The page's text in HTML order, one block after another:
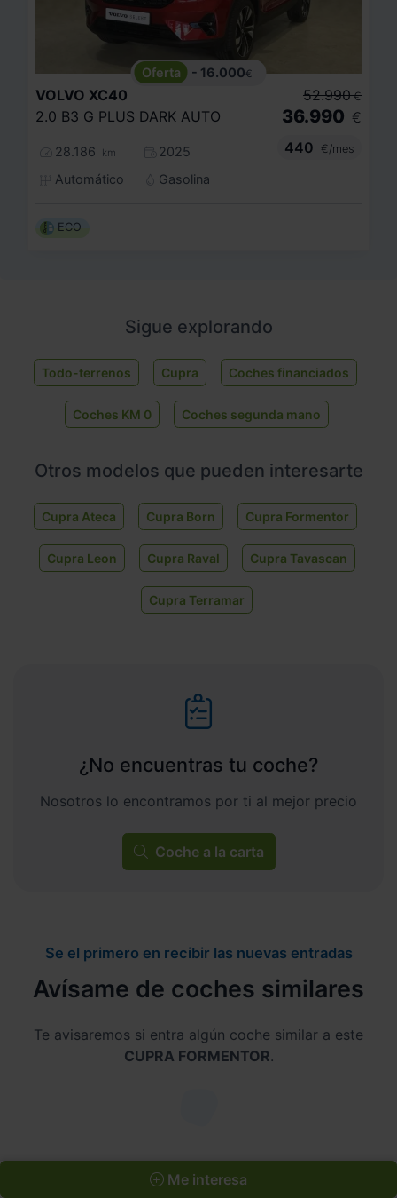
- 16.000€
VOLVO XC40
2.0 B3 G PLUS DARK AUTO
28.186 km
2025
Automático
Gasolina
52.990 €
36.990 €
440
€/mes
ECO
Sigue explorando
Todo-terrenos Cupra Coches financiados
Coches KM 0 Coches segunda mano
Otros modelos que pueden interesarte
Cupra Ateca Cupra Born Cupra Formentor
Cupra Leon Cupra Raval Cupra Tavascan
Cupra Terramar
¿No encuentras tu coche?
Nosotros lo encontramos por ti al mejor precio
Coche a la carta
Se el primero en recibir las nuevas entradas
Avísame de coches similares
Te avisaremos si entra algún coche similar a este
CUPRA FORMENTOR.
Me interesa